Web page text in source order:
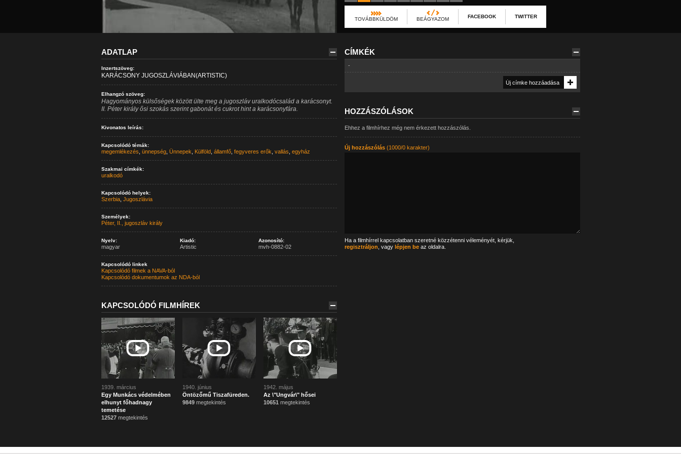
TOVÁBBKÜLDÖM BEÁGYAZOM FACEBOOK TWITTER
ADATLAP
Inzertszöveg:
KARÁCSONY JUGOSZLÁVIÁBAN(ARTISTIC)
Elhangzó szöveg:
Hagyományos külsőségek között ülte meg a jugoszláv uralkodócsalád a karácsonyt.
II. Péter király ősi szokás szerint gabonát és cukrot hint a karácsonyfára.
Kivonatos leírás:
Kapcsolódó témák:
megemlékezés ünnepség, Ünnepek Külföld, államfő, fegyveres erők vallás egyház
Szakmai címkék:
uralkodó
Kapcsolódó helyek:
Szerbia, Jugoszlávia
Személyek:
Péter, II., jugoszláv király
Nyelv:
magyar
Kiadó:
Artistic
Azonosító:
mvh-0882-02
Kapcsolódó linkek
Kapcsolódó filmek a NAVA-ból
Kapcsolódó dokumentumok az NDA-ból
KAPCSOLÓDÓ FILMHÍREK
1939. március
Egy Munkács védelmében
elhunyt főhadnagy
temetése
12527megtekintés
1940. június
Öntözőmű Tiszafüreden.
9849megtekintés
1942. május
Az \"Ungvár\" hősei
10651 megtekintés
CÍMKÉK
-
HOZZÁSZÓLÁSOK
Ehhez a filmhírhez még nem érkezett hozzászólás.
Új hozzászólás(1000/0 karakter)
Ha a filmhírrel kapcsolatban szeretné közzétenni véleményét, kérjük,
regisztráljon , vagy lépjen beaz oldalra.